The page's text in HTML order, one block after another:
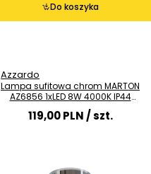
Do koszyka
Azzardo
Lampa sufitowa chrom MARTON
AZ6856 1xLED 8W 4000K IP44
natynkowa
119,00 PLN / szt.